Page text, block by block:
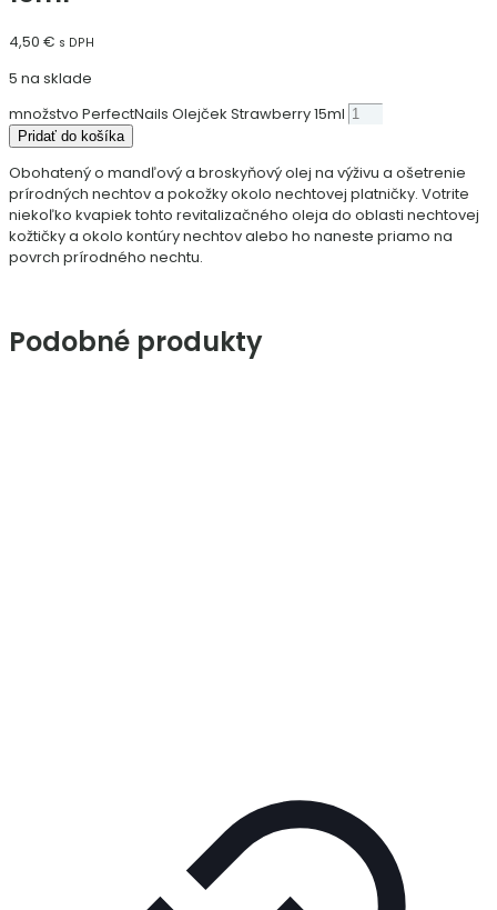
4,50 € s DPH
5 na sklade
množstvo PerfectNails Olejček Strawberry 15ml
Pridať do košíka
Obohatený o mandľový a broskyňový olej na výživu a ošetrenie
prírodných nechtov a pokožky okolo nechtovej platničky. Votrite
niekoľko kvapiek tohto revitalizačného oleja do oblasti nechtovej
kožtičky a okolo kontúry nechtov alebo ho naneste priamo na
povrch prírodného nechtu.
Podobné produkty